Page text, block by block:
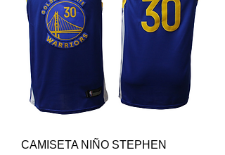
CAMISETA NIÑO STEPHEN